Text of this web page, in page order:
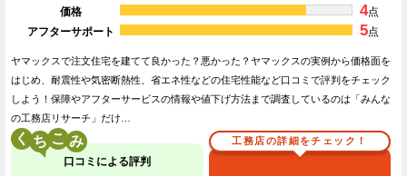
価格
4点
アフターサポート
5点
ヤマックスで注文住宅を建てて良かった？悪かった？ヤマックスの実例から価格面を
はじめ、耐震性や気密断熱性、省エネ性などの住宅性能など口コミで評判をチェック
しよう！保障やアフターサービスの情報や値下げ方法まで調査しているのは「みんな
の工務店リサーチ」だけ…
く こ
口コミによる評判
工務店の詳細をチェック！